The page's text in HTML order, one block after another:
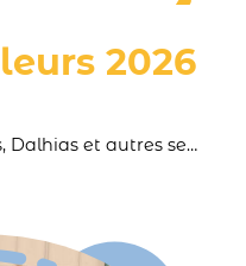
2026
Dalhias et autres se
les éducateurs du Pôle